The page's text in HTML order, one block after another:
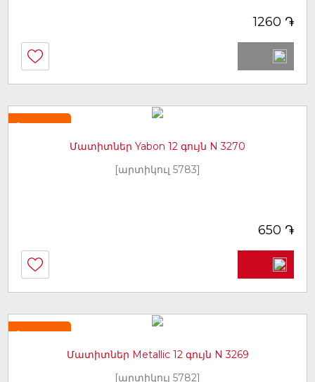
1260 ֏
Նորույթ
Մատիտներ Yabon 12 գույն N 3270
[արտիկուլ 5783]
650 ֏
Նորույթ
Մատիտներ Metallic 12 գույն N 3269
[արտիկուլ 5782]